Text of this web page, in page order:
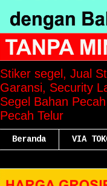
Stiker segel, Jual
Garansi, Security
Segel Bahan
Pecah Telur
Beranda VIA